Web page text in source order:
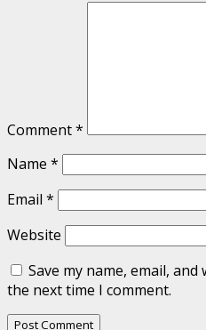
Comment*
Name *
Email *
Website
Save my name, email,
the next time I comment.